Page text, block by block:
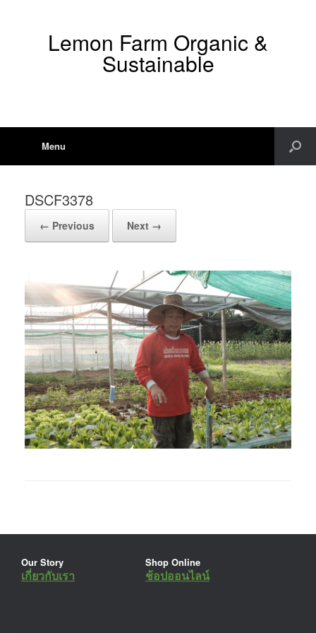
Lemon Farm Organic &
Sustainable
Menu
DSCF3378
← Previous Next →
Our Story
เกี่ยวกับเรา
Shop Online
ช้อปออนไลน์